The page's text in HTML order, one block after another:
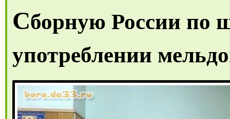
Сборную России по
употреблении